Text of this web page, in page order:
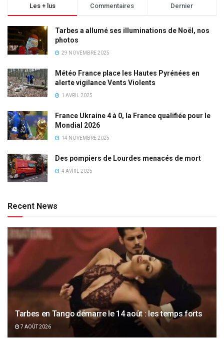
Les + lus Commentaires Dernier
Tarbes a allumé ses illuminations de Noël, nos
photos
29 NOVEMBRE 2025
Météo France place les Hautes Pyrénées en
alerte vigilance Vents Violents
1 AVRIL 2025
France Ukraine 4 à 0, la France qualifiée pour le
Mondial 2026
14 NOVEMBRE 2025
Des pompiers de Lourdes menacés de mort
4 AVRIL 2025
Recent News
Tarbes en Tango démarre le 14 août : les temps forts
7 AOÛT 2026